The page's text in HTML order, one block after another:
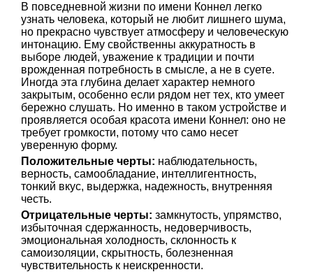
В повседневной жизни по имени Коннел легко
узнать человека, который не любит лишнего шума,
но прекрасно чувствует атмосферу и человеческую
интонацию. Ему свойственны аккуратность в
выборе людей, уважение к традиции и почти
врожденная потребность в смысле, а не в суете.
Иногда эта глубина делает характер немного
закрытым, особенно если рядом нет тех, кто умеет
бережно слушать. Но именно в таком устройстве и
проявляется особая красота имени Коннел: оно не
требует громкости, потому что само несет
уверенную форму.
Положительные черты: наблюдательность,
верность, самообладание, интеллигентность,
тонкий вкус, выдержка, надежность, внутренняя
честь.
Отрицательные черты: замкнутость, упрямство,
избыточная сдержанность, недоверчивость,
эмоциональная холодность, склонность к
самоизоляции, скрытность, болезненная
чувствительность к неискренности.